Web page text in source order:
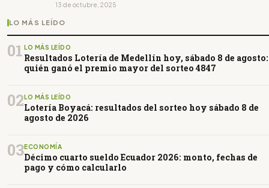
13 de octubre, 2025
LO MÁS LEÍDO
01 LO MÁS LEÍDO
Resultados Lotería de Medellín hoy, sábado 8 de agosto:
quién ganó el premio mayor del sorteo 4847
02LO MÁS LEÍDO
Lotería Boyacá: resultados del sorteo hoy sábado 8 de
agosto de 2026
03ECONOMÍA
Décimo cuarto sueldo Ecuador 2026: monto, fechas de
pago y cómo calcularlo